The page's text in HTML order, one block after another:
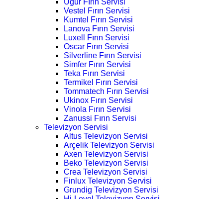
Vestel Fırın Servisi
Kumtel Fırın Servisi
Lanova Fırın Servisi
Luxell Fırın Servisi
Oscar Fırın Servisi
Silverline Fırın Servisi
Simfer Fırın Servisi
Teka Fırın Servisi
Termikel Fırın Servisi
Tommatech Fırın Servisi
Ukinox Fırın Servisi
Vinola Fırın Servisi
Zanussi Fırın Servisi
Televizyon Servisi
Altus Televizyon Servisi
Arçelik Televizyon Servisi
Axen Televizyon Servisi
Beko Televizyon Servisi
Crea Televizyon Servisi
Finlux Televizyon Servisi
Grundig Televizyon Servisi